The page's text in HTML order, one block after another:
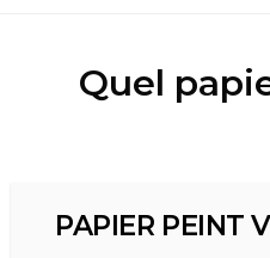
Quel
PAPIER PEINT